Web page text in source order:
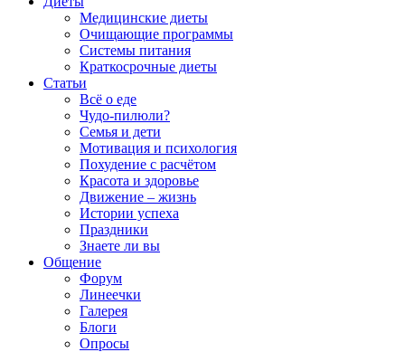
Медицинские диеты
Очищающие программы
Системы питания
Краткосрочные диеты
Статьи
Всё о еде
Чудо-пилюли?
Семья и дети
Мотивация и психология
Похудение с расчётом
Красота и здоровье
Движение – жизнь
Истории успеха
Праздники
Знаете ли вы
Общение
Форум
Линеечки
Галерея
Блоги
Опросы